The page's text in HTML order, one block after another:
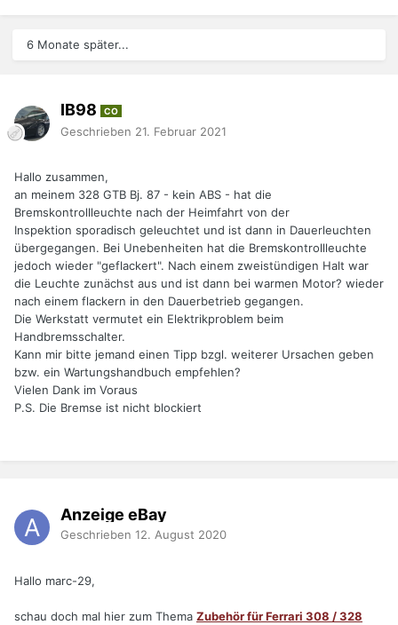
6 Monate später...
IB98 CO
Geschrieben 21. Februar 2021
Hallo zusammen,
an meinem 328 GTB Bj. 87 - kein ABS - hat die
Bremskontrollleuchte nach der Heimfahrt von der
Inspektion sporadisch geleuchtet und ist dann in Dauerleuchten
übergegangen. Bei Unebenheiten hat die Bremskontrollleuchte
jedoch wieder "geflackert". Nach einem zweistündigen Halt war
die Leuchte zunächst aus und ist dann bei warmen Motor? wieder
nach einem flackern in den Dauerbetrieb gegangen.
Die Werkstatt vermutet ein Elektrikproblem beim
Handbremsschalter.
Kann mir bitte jemand einen Tipp bzgl. weiterer Ursachen geben
bzw. ein Wartungshandbuch empfehlen?
Vielen Dank im Voraus
P.S. Die Bremse ist nicht blockiert
Anzeige eBay
Geschrieben 12. August 2020
Hallo marc-29,
schau doch mal hier zum Thema Zubehör für Ferrari 308 / 328